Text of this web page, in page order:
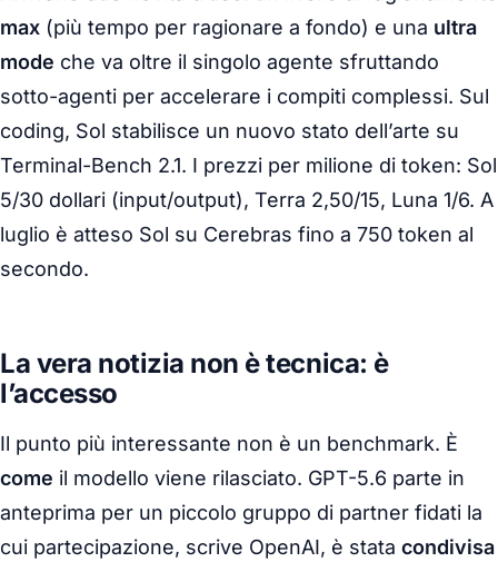
max (più tempo per ragionare a fondo) e una ultra
mode che va oltre il singolo agente sfruttando
sotto-agenti per accelerare i compiti complessi. Sul
coding, Sol stabilisce un nuovo stato dell’arte su
Terminal-Bench 2.1. I prezzi per milione di token: Sol
5/30 dollari (input/output), Terra 2,50/15, Luna 1/6. A
luglio è atteso Sol su Cerebras fino a 750 token al
secondo.
La vera notizia non è tecnica: è
l’accesso
Il punto più interessante non è un benchmark. È
come il modello viene rilasciato. GPT-5.6 parte in
anteprima per un piccolo gruppo di partner fidati la
cui partecipazione, scrive OpenAI, è stata condivisa